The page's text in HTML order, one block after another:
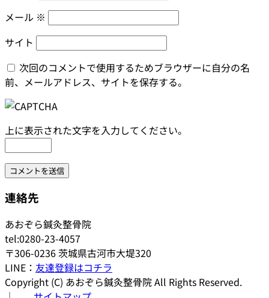
メール ※
サイト
次回のコメントで使用するためブラウザーに自分の名
前、メールアドレス、サイトを保存する。
上に表示された文字を入力してください。
連絡先
あおぞら鍼灸整骨院
tel:0280-23-4057
〒306-0236 茨城県古河市大堤320
LINE： 友達登録はコチラ
Copyright (C) あおぞら鍼灸整骨院 All Rights Reserved.